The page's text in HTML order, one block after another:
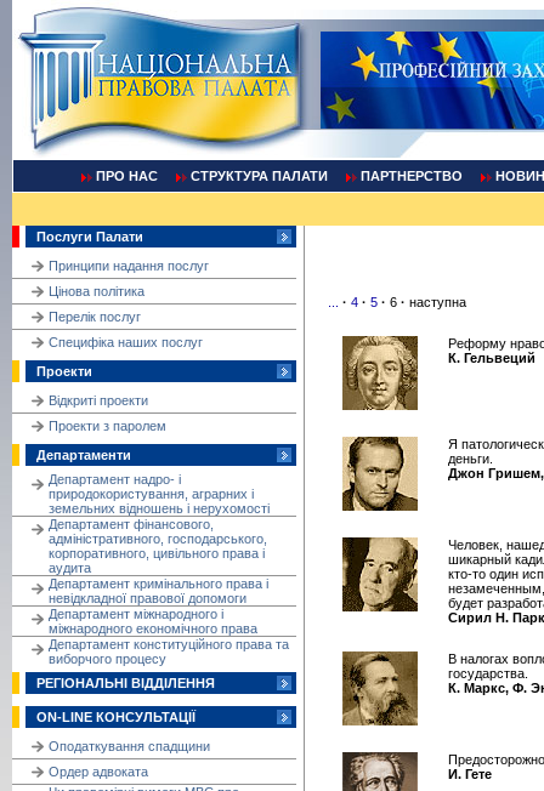
ПРО НАС СТРУКТУРА ПАЛАТИ ПАРТНЕРСТВО
Послуги Палати
Принципи надання послуг
Цінова політика
Перелік послуг
Cпецифіка наших послуг
Проекти
Відкриті проекти
Проекти з паролем
Департаменти
Департамент надро- і
природокористування, аграрних і
земельних відношень і нерухомості
Департамент фінансового,
адміністративного, господарського,
корпоративного, цивільного права і
аудита
Департамент кримінального права і
невідкладної правової допомоги
Департамент міжнародного і
міжнародного економічного права
Департамент конституційного права та
виборчого процесу
РЕГІОНАЛЬНІ ВІДДІЛЕННЯ
ON-LINE КОНСУЛЬТАЦІЇ
Оподаткування спадщини
Ордер адвоката
· 4 · 5 · 6 · наступна
Реформу
К. Гельвеций
Я
деньги.
Джон
Человек,
шикарный
кто-то один
будет
Сирил Н.
В налогах
государства.
К. Маркс, Ф.
И. Гете